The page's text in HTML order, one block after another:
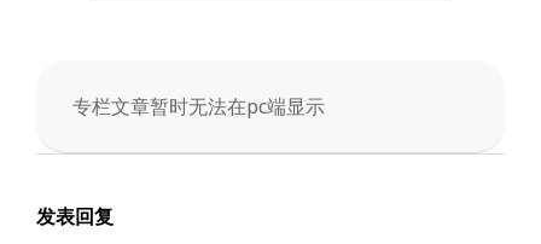
会
专栏文章暂时无法在pc端显示
2025-
24
发表回复